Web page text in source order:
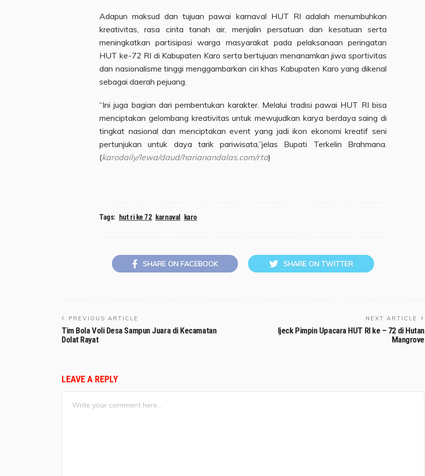
Adapun maksud dan tujuan pawai karnaval HUT RI adalah menumbuhkan
kreativitas, rasa cinta tanah air, menjalin persatuan dan kesatuan serta
meningkatkan partisipasi warga masyarakat pada pelaksanaan peringatan
HUT ke-72 RI di Kabupaten Karo serta bertujuan menanamkan jiwa sportivitas
dan nasionalisme tinggi menggambarkan ciri khas Kabupaten Karo yang dikenal
sebagai daerah pejuang.
“Ini juga bagian dari pembentukan karakter. Melalui tradisi pawai HUT RI bisa
menciptakan gelombang kreativitas untuk mewujudkan karya berdaya saing di
tingkat nasional dan menciptakan event yang jadi ikon ekonomi kreatif seni
pertunjukan untuk daya tarik pariwisata,”jelas Bupati Terkelin Brahmana.
(karodaily/lewa/daud/harianandalas.com/rta)
Tags: hut ri ke 72 karnaval karo
SHARE ON FACEBOOK SHARE ON TWITTER
PREVIOUS ARTICLE
Tim Bola Voli Desa Sampun Juara di Kecamatan
Dolat Rayat
NEXT ARTICLE
Ijeck Pimpin Upacara HUT RI ke – 72 di Hutan
Mangrove
LEAVE A REPLY